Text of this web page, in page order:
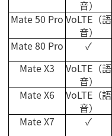
音）
Mate 50 Pro VoLTE （語
音）
Mate 80 Pro
✓
Mate X3
VoLTE （語
音）
Mate X6
VoLTE （語
音）
Mate X7
✓